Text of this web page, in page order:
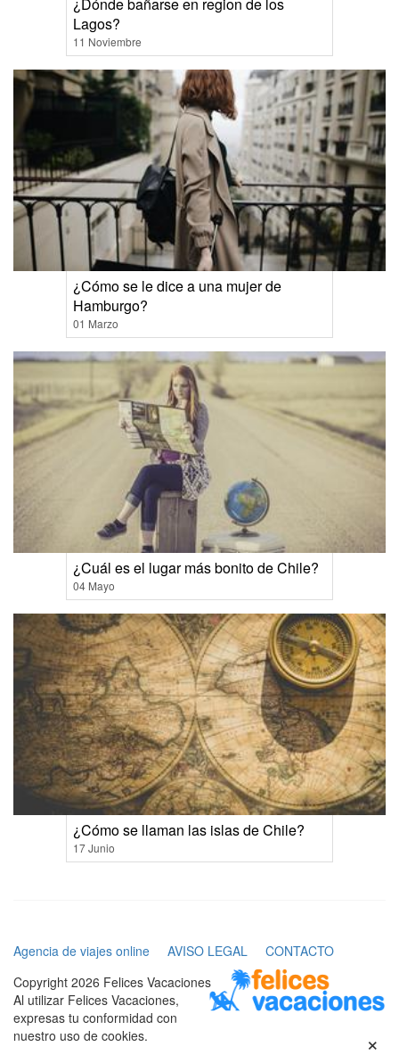
Lagos?
11 Noviembre
¿Cómo se le dice a una mujer de
Hamburgo?
01 Marzo
¿Cuál es el lugar más bonito de Chile?
04 Mayo
¿Cómo se llaman las islas de Chile?
17 Junio
Agencia de viajes online AVISO LEGAL
CONTACTO
Copyright 2026 Felices Vacaciones
Al utilizar Felices Vacaciones,
expresas tu conformidad con
nuestro uso de cookies.
×